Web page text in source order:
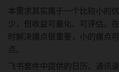
本需求其实属于一个比较小的
少，但收益可量化、可评估。
时解决痛点很重要，小的痛点
点。
飞书套件中提供的日历、通讯